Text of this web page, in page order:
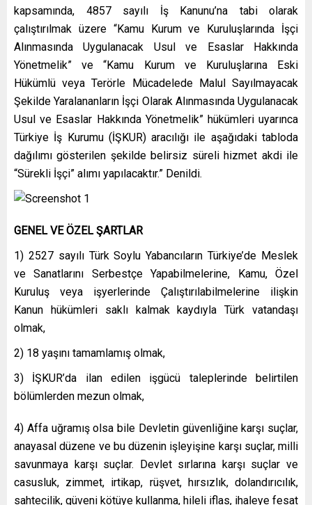
kapsamında, 4857 sayılı İş Kanunu’na tabi olarak
çalıştırılmak üzere “Kamu Kurum ve Kuruluşlarında İşçi
Alınmasında Uygulanacak Usul ve Esaslar Hakkında
Yönetmelik” ve “Kamu Kurum ve Kuruluşlarına Eski
Hükümlü veya Terörle Mücadelede Malul Sayılmayacak
Şekilde Yaralananların İşçi Olarak Alınmasında Uygulanacak
Usul ve Esaslar Hakkında Yönetmelik” hükümleri uyarınca
Türkiye İş Kurumu (İŞKUR) aracılığı ile aşağıdaki tabloda
dağılımı gösterilen şekilde belirsiz süreli hizmet akdi ile
“Sürekli İşçi” alımı yapılacaktır.” Denildi.
GENEL VE ÖZEL ŞARTLAR
1) 2527 sayılı Türk Soylu Yabancıların Türkiye’de Meslek
ve Sanatlarını Serbestçe Yapabilmelerine, Kamu, Özel
Kuruluş veya işyerlerinde Çalıştırılabilmelerine ilişkin
Kanun hükümleri saklı kalmak kaydıyla Türk vatandaşı
olmak,
2) 18 yaşını tamamlamış olmak,
3) İŞKUR’da ilan edilen işgücü taleplerinde belirtilen
bölümlerden mezun olmak,
4) Affa uğramış olsa bile Devletin güvenliğine karşı suçlar,
anayasal düzene ve bu düzenin işleyişine karşı suçlar, milli
savunmaya karşı suçlar. Devlet sırlarına karşı suçlar ve
casusluk, zimmet, irtikap, rüşvet, hırsızlık, dolandırıcılık,
sahtecilik, güveni kötüye kullanma, hileli iflas, ihaleye fesat